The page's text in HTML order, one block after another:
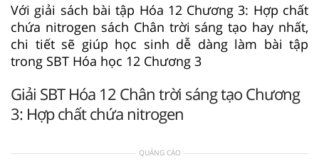
Với giải sách bài tập Hóa 12 Chương 3: Hợp chất
chứa nitrogen sách Chân trời sáng tạo hay nhất,
chi tiết sẽ giúp học sinh dễ dàng làm bài tập
trong SBT Hóa học 12 Chương 3
Giải SBT Hóa 12 Chân trời sáng tạo Chương
3: Hợp chất chứa nitrogen
QUẢNG CÁO